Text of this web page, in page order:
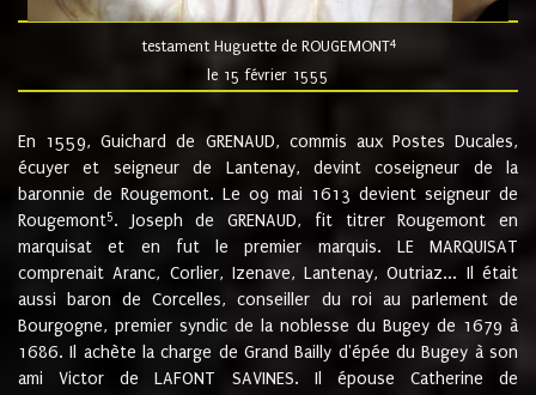
testament Huguette de ROUGEMONT4
le 15 février 1555
En 1559, Guichard de GRENAUD, commis aux Postes Ducales,
écuyer et seigneur de Lantenay, devint coseigneur de la
baronnie de Rougemont. Le 09 mai 1613 devient seigneur de
Rougemont5. Joseph de GRENAUD, fit titrer Rougemont en
marquisat et en fut le premier marquis. LE MARQUISAT
comprenait Aranc, Corlier, Izenave, Lantenay, Outriaz... Il était
aussi baron de Corcelles, conseiller du roi au parlement de
Bourgogne, premier syndic de la noblesse du Bugey de 1679 à
1686. Il achète la charge de Grand Bailly d'épée du Bugey à son
ami Victor de LAFONT SAVINES. Il épouse Catherine de